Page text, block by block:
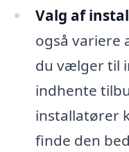
Valg af
også variere
du vælger til
indhente
installatører
finde den